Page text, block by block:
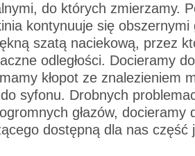
do których zmierzamy.
kontynuuje się obszernymi
szatą naciekową, przez
odległości. Docieramy
kłopot ze znalezieniem
syfonu. Drobnych
głazów, docieramy
dostępną dla nas część